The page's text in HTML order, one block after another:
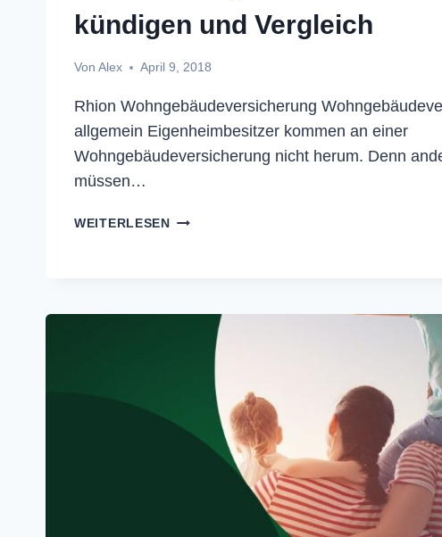
kündigen und Vergleich
Von Alex April 9, 2018
Rhion Wohngebäudeversicherung
allgemein Eigenheimbesitzer kommen an einer
Wohngebäudeversicherung nicht herum. Denn
müssen…
WEITERLESENRHION